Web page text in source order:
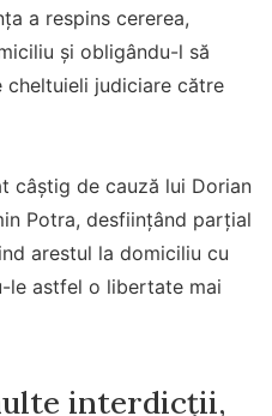
a respins cererea,
și obligându-l să
judiciare către
câștig de cauză lui Dorian
Potra, desființând parțial
arestul la domiciliu cu
le astfel o libertate mai
interdicții,